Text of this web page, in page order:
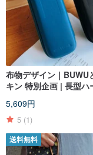
布物デザイン｜BUWU
キン 特別企画 | 長型ハ
5,609円
5 (1)
送料無料